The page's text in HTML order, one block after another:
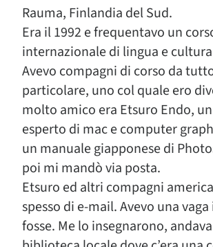
Rauma, Finlandia del Sud.
Era il 1992 e frequentavo un
internazionale di lingua e
Avevo compagni di corso da
particolare, uno col quale ero
molto amico era Etsuro Endo,
esperto di mac e computer
un manuale giapponese di
poi mi mandò via posta.
Etsuro ed altri compagni
spesso di e-mail. Avevo una
fosse. Me lo insegnarono,